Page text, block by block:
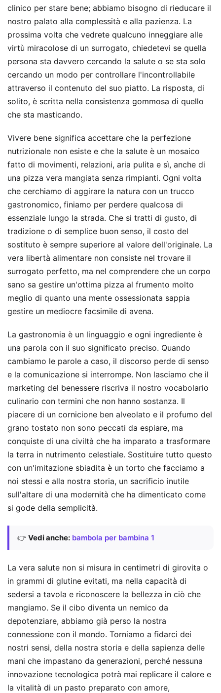
clinico per stare bene; abbiamo bisogno di rieducare il
nostro palato alla complessità e alla pazienza. La
prossima volta che vedrete qualcuno inneggiare alle
virtù miracolose di un surrogato, chiedetevi se quella
persona sta davvero cercando la salute o se sta solo
cercando un modo per controllare l'incontrollabile
attraverso il contenuto del suo piatto. La risposta, di
solito, è scritta nella consistenza gommosa di quello
che sta masticando.
Vivere bene significa accettare che la perfezione
nutrizionale non esiste e che la salute è un mosaico
fatto di movimenti, relazioni, aria pulita e sì, anche di
una pizza vera mangiata senza rimpianti. Ogni volta
che cerchiamo di aggirare la natura con un trucco
gastronomico, finiamo per perdere qualcosa di
essenziale lungo la strada. Che si tratti di gusto, di
tradizione o di semplice buon senso, il costo del
sostituto è sempre superiore al valore dell'originale. La
vera libertà alimentare non consiste nel trovare il
surrogato perfetto, ma nel comprendere che un corpo
sano sa gestire un'ottima pizza al frumento molto
meglio di quanto una mente ossessionata sappia
gestire un mediocre facsimile di avena.
La gastronomia è un linguaggio e ogni ingrediente è
una parola con il suo significato preciso. Quando
cambiamo le parole a caso, il discorso perde di senso
e la comunicazione si interrompe. Non lasciamo che il
marketing del benessere riscriva il nostro vocabolario
culinario con termini che non hanno sostanza. Il
piacere di un cornicione ben alveolato e il profumo del
grano tostato non sono peccati da espiare, ma
conquiste di una civiltà che ha imparato a trasformare
la terra in nutrimento celestiale. Sostituire tutto questo
con un'imitazione sbiadita è un torto che facciamo a
noi stessi e alla nostra storia, un sacrificio inutile
sull'altare di una modernità che ha dimenticato come
si gode della semplicità.
👉 Vedi anche: bambola per bambina 1
La vera salute non si misura in centimetri di girovita o
in grammi di glutine evitati, ma nella capacità di
sedersi a tavola e riconoscere la bellezza in ciò che
mangiamo. Se il cibo diventa un nemico da
depotenziare, abbiamo già perso la nostra
connessione con il mondo. Torniamo a fidarci dei
nostri sensi, della nostra storia e della sapienza delle
mani che impastano da generazioni, perché nessuna
innovazione tecnologica potrà mai replicare il calore e
la vitalità di un pasto preparato con amore,